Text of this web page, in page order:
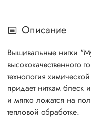
Описание
Вышивальные нитки
высококачественного
технология
придает ниткам блеск
и мягко ложатся на
тепловой обработке.